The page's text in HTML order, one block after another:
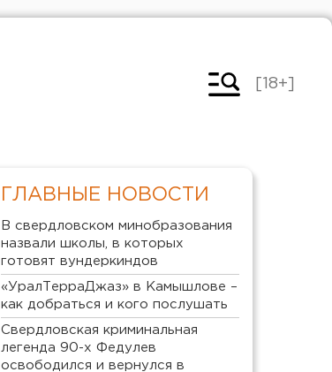
[18+]
ГЛАВНЫЕ НОВОСТИ
В свердловском минобразования
назвали школы, в которых
готовят вундеркиндов
«УралТерраДжаз» в Камышлове –
как добраться и кого послушать
Свердловская криминальная
легенда 90-х Федулев
освободился и вернулся в